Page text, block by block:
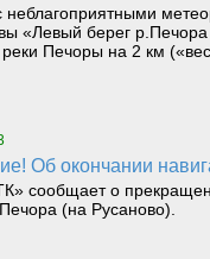
неблагоприятными
«Левый берег
Печоры на 2 км
Об окончании
сообщает о
(на Русаново).